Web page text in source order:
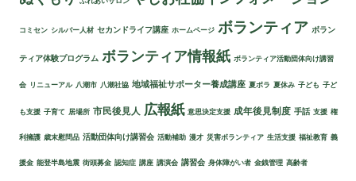
コミセン シルバー人材 セカンドライフ講座 ホームページ ボランティア ボラン
ティア体験プログラム ボランティア情報紙 ボランティア活動団体向け講習
会 リニューアル 八潮市 八潮社協 地域福祉サポーター養成講座 夏ボラ 夏休み 子ども 子ど
も支援 子育て 居場所 市民後見人 広報紙 意思決定支援 成年後見制度 手話 支援 権
利擁護 歳末慰問品 活動団体向け講習会 活動補助 漫才 災害ボランティア 生活支援 福祉教育 義
援金 能登半島地震 街頭募金 認知症 講座 講演会 講習会 身体障がい者 金銭管理 高齢者